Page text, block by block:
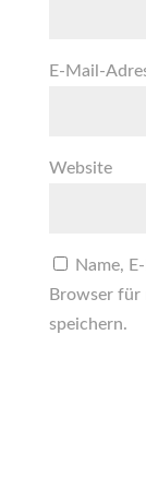
E-Mail-
Website
Name,
Browser für
speichern.